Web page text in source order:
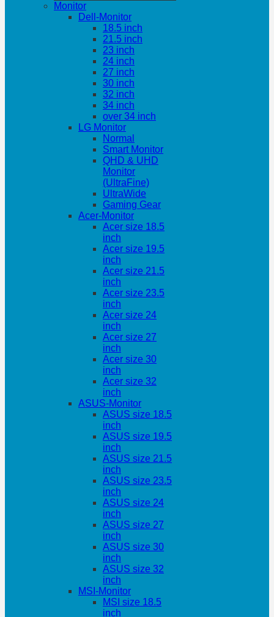
Monitor
Dell-Monitor
18.5 inch
21.5 inch
23 inch
24 inch
27 inch
30 inch
32 inch
34 inch
over 34 inch
LG Monitor
Normal
Smart Monitor
QHD & UHD
Monitor
(UltraFine)
UltraWide
Gaming Gear
Acer-Monitor
Acer size 18.5
inch
Acer size 19.5
inch
Acer size 21.5
inch
Acer size 23.5
inch
Acer size 24
inch
Acer size 27
inch
Acer size 30
inch
Acer size 32
inch
ASUS-Monitor
ASUS size 18.5
inch
ASUS size 19.5
inch
ASUS size 21.5
inch
ASUS size 23.5
inch
ASUS size 24
inch
ASUS size 27
inch
ASUS size 30
inch
ASUS size 32
inch
MSI-Monitor
MSI size 18.5
inch